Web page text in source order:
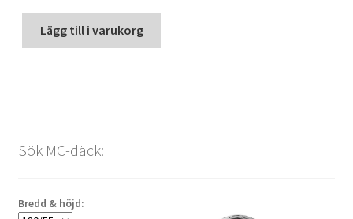
Lägg till i varukorg
Sök MC-däck:
Bredd & höjd: